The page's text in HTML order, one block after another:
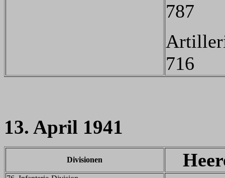
787
716
13. April 1941
Divisionen